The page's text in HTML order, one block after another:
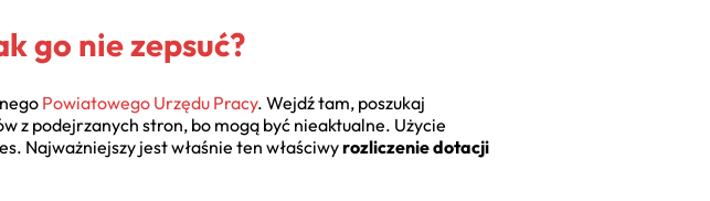
go nie zepsuć?
Powiatowego Urzędu Pracy. Wejdź tam, poszukaj
z podejrzanych stron, bo mogą być nieaktualne. Użycie
Najważniejszy jest właśnie ten właściwyrozliczenie dotacji